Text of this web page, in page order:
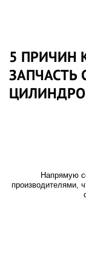
5 ПРИЧИН
ЗАПЧАСТЬ
Напрямую
производителями,